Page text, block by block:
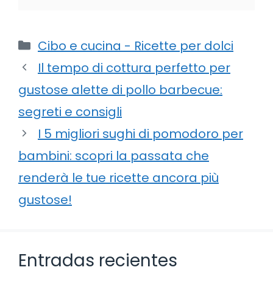
Categorie
Cibo e cucina - Ricette per dolci
Il tempo di cottura perfetto per
gustose alette di pollo barbecue:
segreti e consigli
I 5 migliori sughi di pomodoro per
bambini: scopri la passata che
renderà le tue ricette ancora più
gustose!
Entradas recientes